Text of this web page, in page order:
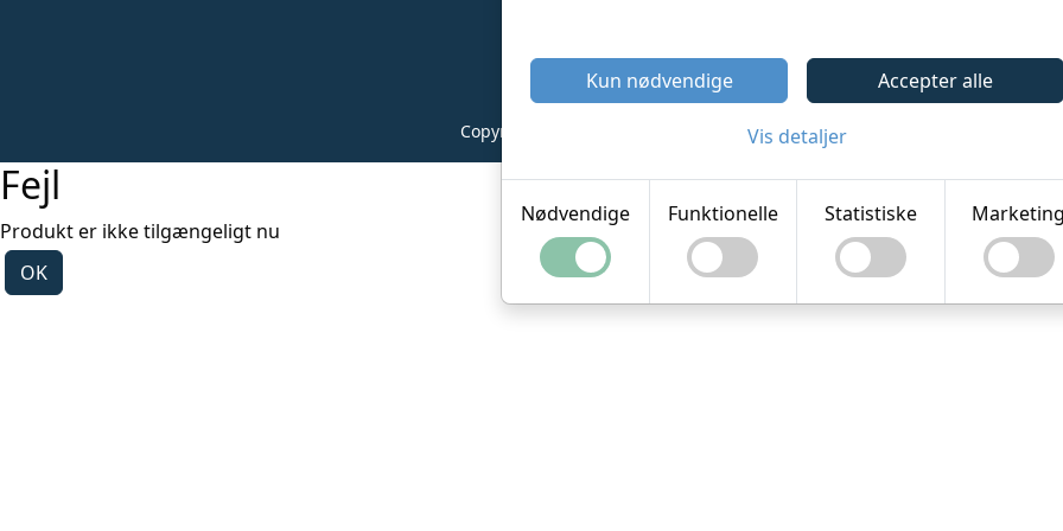
Kun nødvendige Accepter alle
Vis detaljer
Nødvendige Funktionelle Statistiske Marketing
Ret dine cookie valg
Copyright system: by Flex4Business/ Copyright indhold: Klub
Fejl
Produkt er ikke tilgængeligt nu
OK